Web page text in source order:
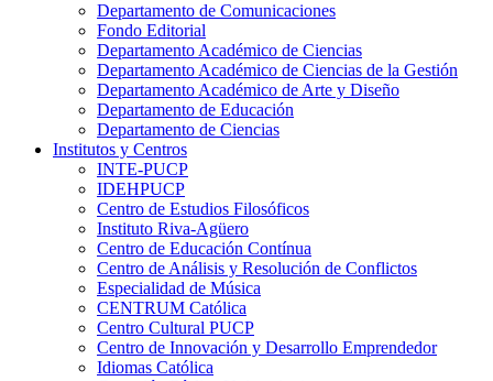
Departamento de Comunicaciones
Fondo Editorial
Departamento Académico de Ciencias
Departamento Académico de Ciencias de la Gestión
Departamento Académico de Arte y Diseño
Departamento de Educación
Departamento de Ciencias
Institutos y Centros
INTE-PUCP
IDEHPUCP
Centro de Estudios Filosóficos
Instituto Riva-Agüero
Centro de Educación Contínua
Centro de Análisis y Resolución de Conflictos
Especialidad de Música
CENTRUM Católica
Centro Cultural PUCP
Centro de Innovación y Desarrollo Emprendedor
Idiomas Católica